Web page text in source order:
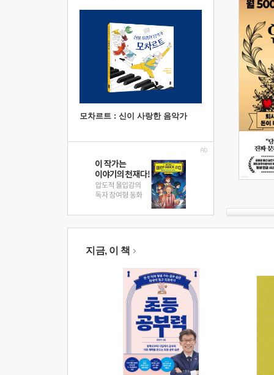
모차르트 : 신이 사랑한 음악가
지금, 이 책